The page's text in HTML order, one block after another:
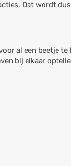
Dat wordt
al een beetje
bij elkaar